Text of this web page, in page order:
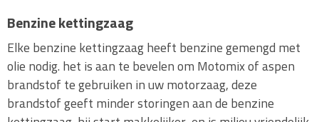
Benzine kettingzaag
Elke benzine kettingzaag heeft benzine gemengd met
olie nodig. het is aan te bevelen om Motomix of aspen
brandstof te gebruiken in uw motorzaag, deze
brandstof geeft minder storingen aan de benzine